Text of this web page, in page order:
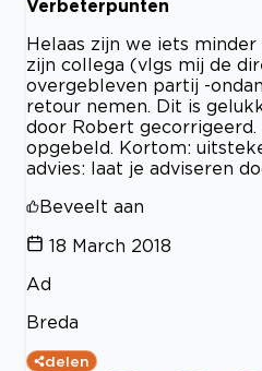
Verbeterpunten
Helaas zijn we iets
zijn collega (vlgs mij de
overgebleven partij -
retour nemen. Dit is
door Robert
opgebeld. Kortom:
advies: laat je adviseren
Beveelt aan
18 March 2018
Ad
Breda
delen